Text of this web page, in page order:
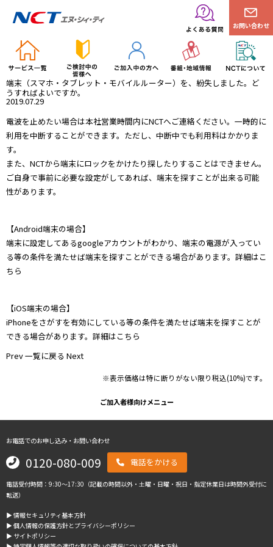
お問い合わせ
端末（スマホ・タブレット・モバイルルーター）を、紛失しました。ど
うすればよいですか。
2019.07.29
電波を止めたい場合は本社営業時間内にNCTへご連絡ください。一時的に
利用を中断することができます。ただし、中断中でも利用料はかかりま
す。
また、NCTから端末にロックをかけたり探したりすることはできません。
ご自身で事前に必要な設定がしてあれば、端末を探すことが出来る可能
性があります。
【Android端末の場合】
端末に設定してあるgoogleアカウントがわかり、端末の電源が入ってい
る等の条件を満たせば端末を探すことができる場合があります。詳細はこ
ちら
【iOS端末の場合】
iPhoneをさがすを有効にしている等の条件を満たせば端末を探すことが
できる場合があります。詳細はこちら
Prev一覧に戻る Next
※表示価格は特に断りがない限り税込(10%)です。
ご加入者様向けメニュー
お電話でのお申し込み・お問い合わせ
0120-080-009 電話をかける
電話受付時間：9:30～17:30（記載の時間以外・土曜・日曜・祝日・指定休業日は時間外受付に
転送）
▶︎ 情報セキュリティ基本方針
▶︎ 個人情報の保護方針とプライバシーポリシー
▶︎ サイトポリシー